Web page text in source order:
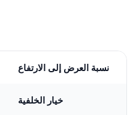
نسبة العرض إلى الارتفاع
خيار الخلفية